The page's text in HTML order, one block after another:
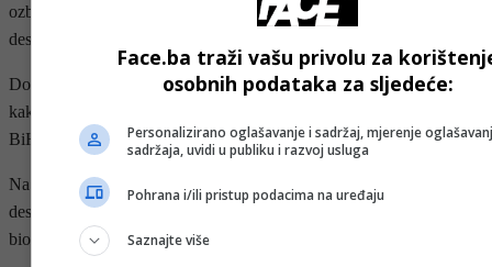
ozbiljnim firmama koje bi plaćale struju i grijanje. Zašto se to nije
desilo u posljednjih deset godina je misterija – rekao je Forto.
Dodao je da je više puta tražio od uprave da dostavi takav prijedlog
kako bi ga, kako je rekao, “zajedno gurali” kroz Vijeće ministara
BiH i Parlament, ali da do sada nije dobio nikakav dokument.
Na kraju je istaknuo da je konačno deblokiran projekt deminiranja
desne obale rijeke Save vrijedan 14 miliona KM, koji je godinama
bio u zastoju.
Face.ba traži vašu privolu za
osobnih podataka za sljedeće:
Personalizirano oglašavanje i sadržaj, mjerenje
sadržaja, uvidi u publiku i razvoj usluga
Pohrana i/ili pristup podacima na uređaju
Saznajte više